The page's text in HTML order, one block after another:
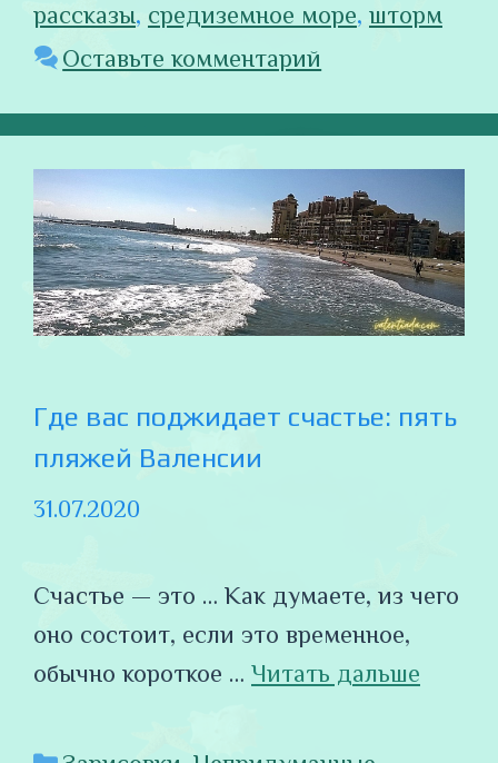
рассказы, средиземное море, шторм
Оставьте комментарий
Где вас поджидает счастье: пять
пляжей Валенсии
31.07.2020
Счастье — это … Как думаете, из чего
оно состоит, если это временное,
обычно короткое … Читать дальше